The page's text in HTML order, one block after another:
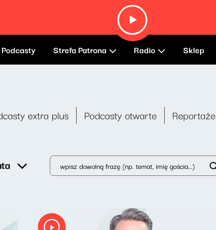
Podcasty Strefa Patrona Radio Sklep
extra plus Podcasty otwarte Reportaże